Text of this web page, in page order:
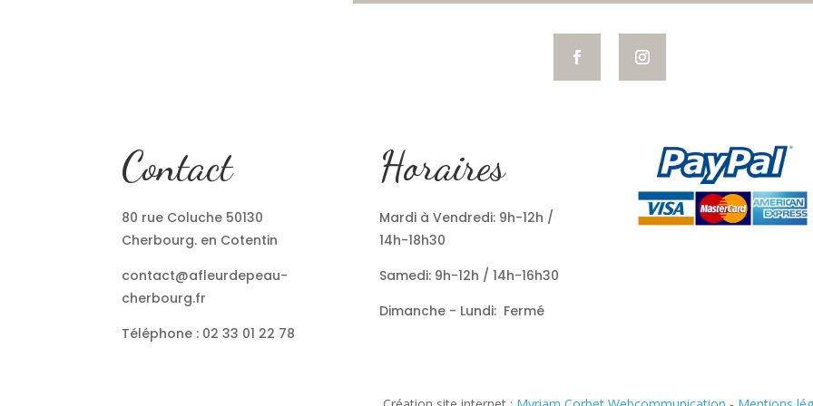
Contact
80 rue Coluche 50130
Cherbourg. en Cotentin
contact@afleurdepeau-
cherbourg.fr
Téléphone : 02 33 01 22 78
Horaires
Mardi à Vendredi: 9h-12h /
14h-18h30
Samedi: 9h-12h / 14h-16h30
Dimanche - Lundi: Fermé